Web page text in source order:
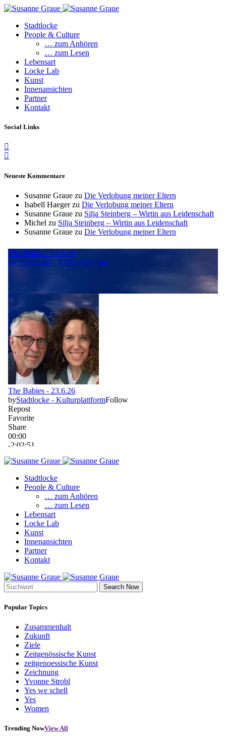
Stadtlocke
People & Culture
… zum Anhören
… zum Lesen
Lebensart
Locke Lab
Kunst
Innenansichten
Partner
Kontakt
Social Links
Neueste Kommentare
Susanne Graue zu Die Verlobung meiner Eltern
Isabell Haegerzu Die Verlobung meiner Eltern
Susanne Graue zu Silja Steinberg – Wirtin aus Leidenschaft
Michel zu Silja Steinberg – Wirtin aus Leidenschaft
Susanne Graue zu Die Verlobung meiner Eltern
Stadtlocke
People & Culture
… zum Anhören
… zum Lesen
Lebensart
Locke Lab
Kunst
Innenansichten
Partner
Kontakt
Search Now
Popular Topics
Zusammenhalt
Zukunft
Ziele
Zeitgenössische Kunst
zeitgenoessische Kunst
Zeichnung
Yvonne Strobl
Yes we schell
Yes
Women
Trending NowView All